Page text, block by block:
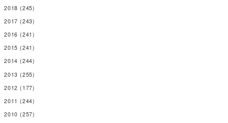
2018 (245)
2017 (243)
2016 (241)
2015 (241)
2014 (244)
2013 (255)
2012 (177)
2011 (244)
2010 (257)